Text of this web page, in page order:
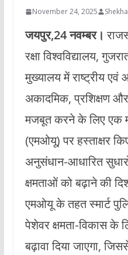
November 24, 2025
जयपुर,24 नवम्बर।
रक्षा विश्वविद्यालय,
मुख्यालय में राष्ट्रीय एवं
अकादमिक, प्रशिक्षण
मजबूत करने के लिए एक
(एमओयू) पर हस्ताक्षर
अनुसंधान-आधारित
क्षमताओं को बढ़ाने की
एमओयू के तहत स्मार्ट
पेशेवर क्षमता-विकास के
बढ़ावा दिया जाएगा,